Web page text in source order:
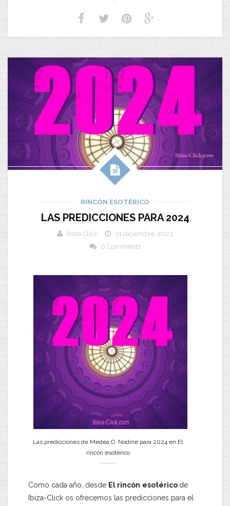
RINCÓN ESOTÉRICO
LAS PREDICCIONES PARA 2024
Ibiza Click
31 diciembre, 2023
0 Comments
Las predicciones de Medea O. Nodine para 2024 en El
rincón esotérico
Como cada año, desde El rincón esotérico de
Ibiza-Click os ofrecemos las predicciones para el